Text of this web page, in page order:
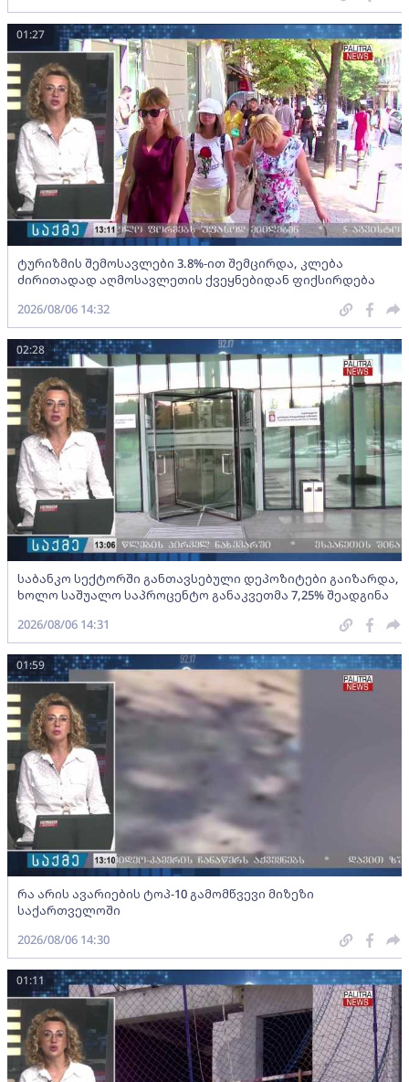
ტურიზმის შემოსავლები 3.8%-ით შემცირდა, კლება
ძირითადად აღმოსავლეთის ქვეყნებიდან ფიქსირდება
01:27
2026/08/06 14:32
საბანკო სექტორში განთავსებული დეპოზიტები გაიზარდა,
ხოლო საშუალო საპროცენტო განაკვეთმა 7,25% შეადგინა
02:28
2026/08/06 14:31
რა არის ავარიების ტოპ-10 გამომწვევი მიზეზი
საქართველოში
01:59
2026/08/06 14:30
01:11